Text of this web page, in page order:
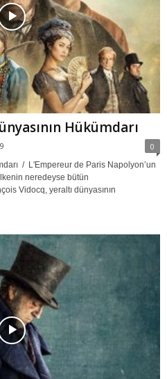
Hükümdarı
0
/ L'Empereur de Paris Napolyon’un
neredeyse bütün
Vidocq, yeraltı dünyasının